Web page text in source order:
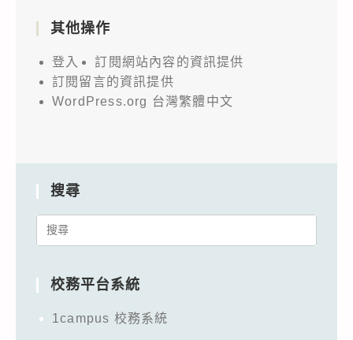
其他操作
登入
訂閱網站內容的資訊提供
訂閱留言的資訊提供
WordPress.org 台灣繁體中文
搜尋
Search
校務平台系統
1campus 校務系統